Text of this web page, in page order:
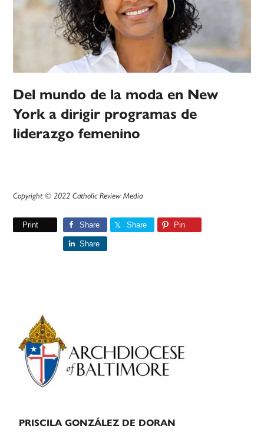
Del mundo de la moda en New
York a dirigir programas de
liderazgo femenino
Copyright © 2022 Catholic Review Media
Print Share Share Pin
Share
Primary
Sidebar
PRISCILA GONZÁLEZ DE DORAN